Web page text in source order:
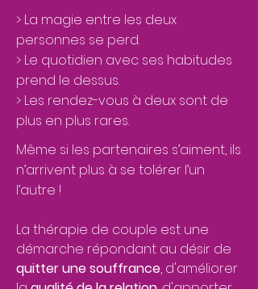
> La magie entre les deux
personnes se perd.
> Le quotidien avec ses habitudes
prend le dessus.
> Les rendez-vous à deux sont de
plus en plus rares.
Même si les partenaires s’aiment, ils
n’arrivent plus à se tolérer l’un
l’autre !
La thérapie de couple est une
démarche répondant au désir de
quitter une souffrance, d'améliorer